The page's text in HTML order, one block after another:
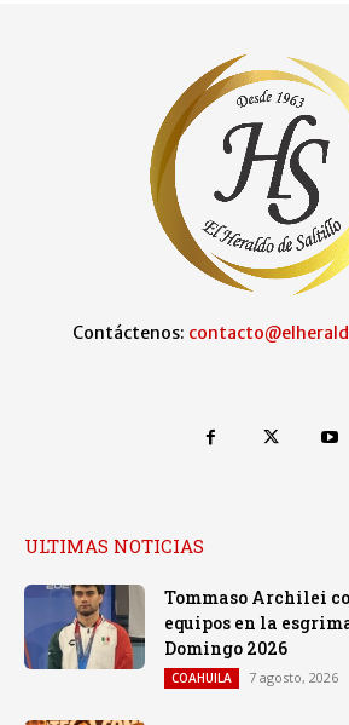
Contáctenos:
ULTIMAS NOTICIAS
Tommaso Archilei
equipos en la
Domingo 2026
COAHUILA 7 agosto, 2026